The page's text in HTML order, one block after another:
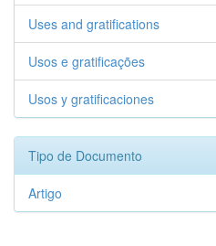
Uses and gratifications
Usos e gratificações
Usos y gratificaciones
Tipo de Documento
Artigo